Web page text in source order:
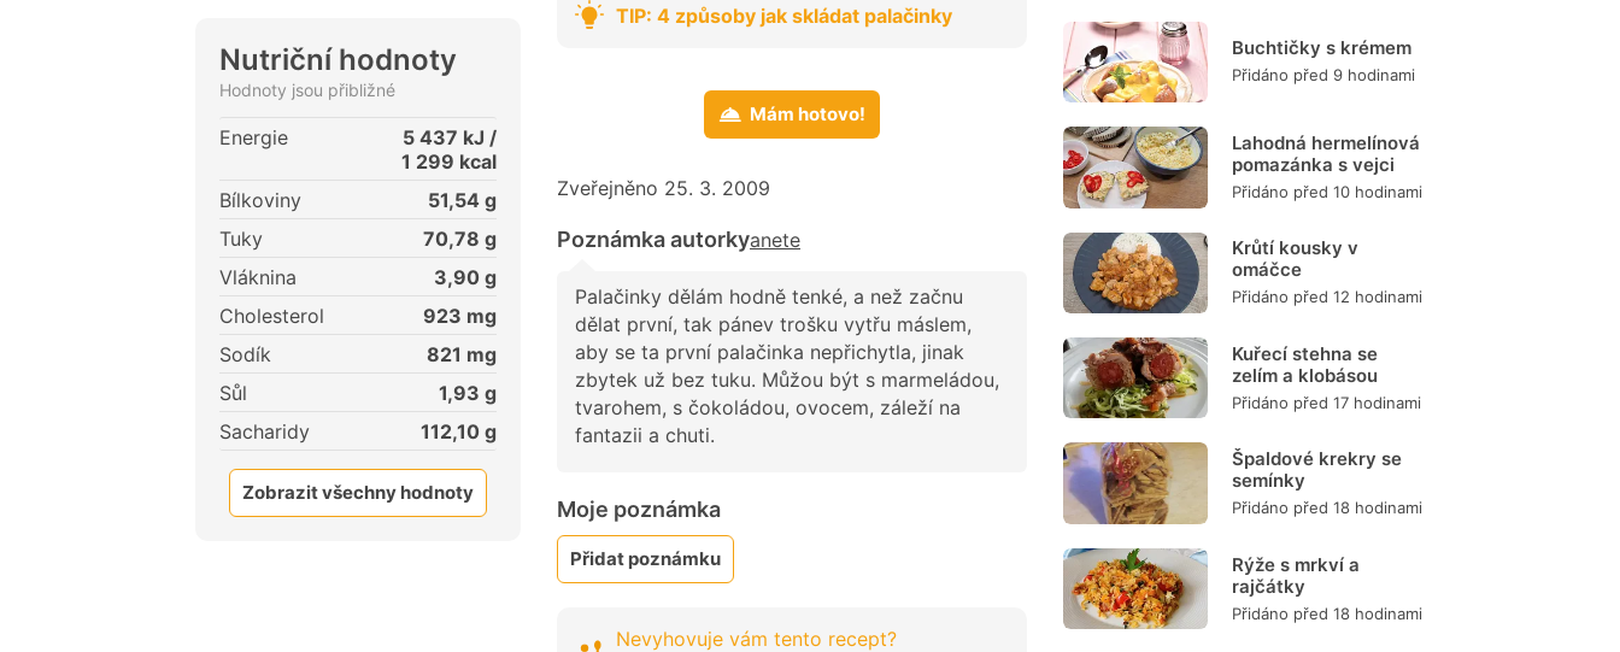
Nutriční hodnoty
Hodnoty jsou přibližné
Energie 5 437 kJ /
1 299 kcal
Bílkoviny
51,54 g
Tuky
70,78 g
Vláknina
3,90 g
Cholesterol
923 mg
Sodík
821 mg
Sůl
1,93 g
Sacharidy
112,10 g
Zobrazit všechny hodnoty
TIP: 4 způsoby jak skládat palačinky
Mám hotovo!
Zveřejněno 25. 3. 2009
Poznámka autorkyanete
Palačinky dělám hodně tenké, a než začnu
dělat první, tak pánev trošku vytřu máslem,
aby se ta první palačinka nepřichytla, jinak
zbytek už bez tuku. Můžou být s marmeládou,
tvarohem, s čokoládou, ovocem, záleží na
fantazii a chuti.
Moje poznámka
Přidat poznámku
Nevyhovuje vám tento recept?
Buchtičky s krémem
Přidáno před 9 hodinami
Lahodná hermelínová
pomazánka s vejci
Přidáno před 10 hodinami
Krůtí kousky v
omáčce
Přidáno před 12 hodinami
Kuřecí stehna se
zelím a klobásou
Přidáno před 17 hodinami
Špaldové krekry se
semínky
Přidáno před 18 hodinami
Rýže s mrkví a
rajčátky
Přidáno před 18 hodinami